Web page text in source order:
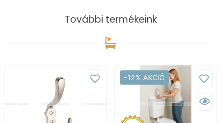
További termékeink
-12% AKCIÓ